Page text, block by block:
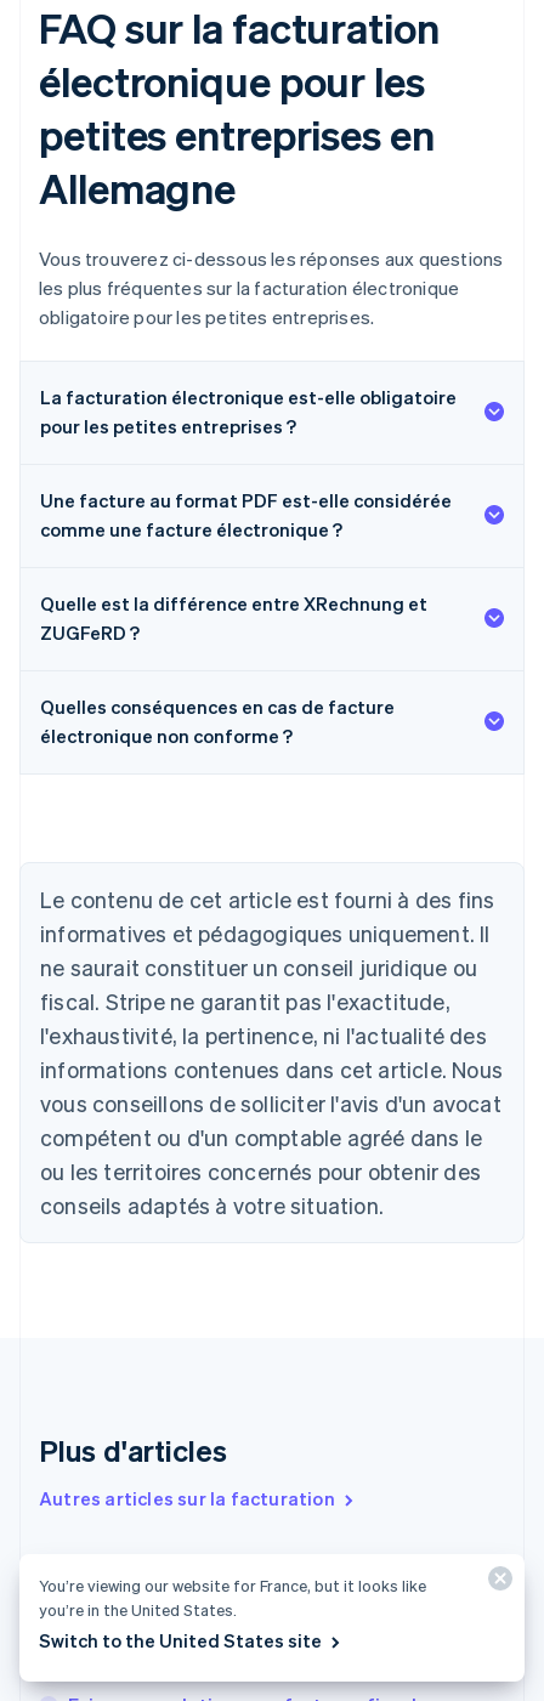
FAQ sur la facturation
électronique pour les
petites entreprises en
Allemagne
Vous trouverez ci-dessous les réponses aux questions
les plus fréquentes sur la facturation électronique
obligatoire pour les petites entreprises.
La facturation électronique est-elle obligatoire
pour les petites entreprises ?
Une facture au format PDF est-elle considérée
comme une facture électronique ?
Quelle est la différence entre XRechnung et
ZUGFeRD ?
Quelles conséquences en cas de facture
électronique non conforme ?
Le contenu de cet article est fourni à des fins
informatives et pédagogiques uniquement. Il
ne saurait constituer un conseil juridique ou
fiscal. Stripe ne garantit pas l'exactitude,
l'exhaustivité, la pertinence, ni l'actualité des
informations contenues dans cet article. Nous
vous conseillons de solliciter l'avis d'un avocat
compétent ou d'un comptable agréé dans le
ou les territoires concernés pour obtenir des
conseils adaptés à votre situation.
Plus d'articles
Autres articles sur la facturation
Gestion des factures fournisseurs : étapes et
conseils pour les entreprises françaises
Comment facturer les États-Unis depuis
DeutschEnglish
Australie
English
Autriche
DeutschEnglish
NederlandsFrançaisDeutschEnglish
Brésil
Português
Bulgarie
English
Canada
Chine continentale
简体中文English
Español English
English
Finlande
EnglishSvenska
France
FrançaisEnglish
Gibraltar
You’re viewing our website for France, but it looks like
you’re in the United States.
Switch to the United States site